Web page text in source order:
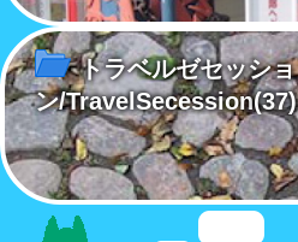
トラベルゼセッショ
ン/TravelSecession(37)